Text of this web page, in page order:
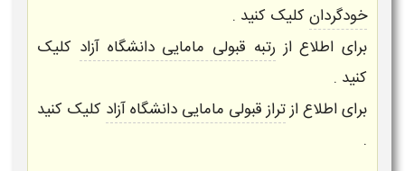
خودگردان کلیک کنید .
برای اطلاع از رتبه قبولی مامایی دانشگاه آزاد کلیک
کنید .
برای اطلاع ازتراز قبولی مامایی دانشگاه آزاد کلیک کنید
.